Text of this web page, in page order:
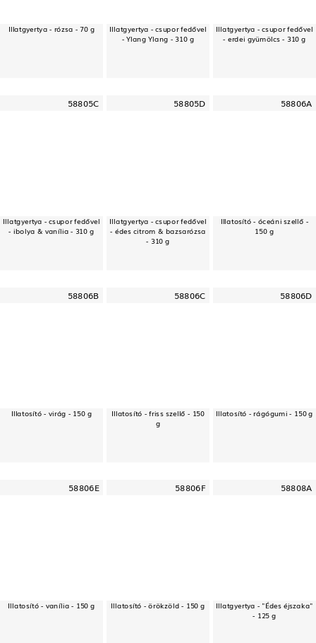
Illatgyertya - rózsa - 70 g Illatgyertya - csupor fedővel
- Ylang Ylang - 310 g
Illatgyertya - csupor fedővel
- erdei gyümölcs - 310 g
58805C
Illatgyertya - csupor fedővel
- ibolya & vanília - 310 g
58805D
Illatgyertya - csupor fedővel
- édes citrom & bazsarózsa
- 310 g
58806A
Illatosító - óceáni szellő -
150 g
58806B
Illatosító - virág - 150 g
58806C
Illatosító - friss szellő - 150
g
58806D
Illatosító - rágógumi - 150 g
58806E
Illatosító - vanília - 150 g
58806F
Illatosító - örökzöld - 150 g
58808A
Illatgyertya - "Édes éjszaka"
- 125 g